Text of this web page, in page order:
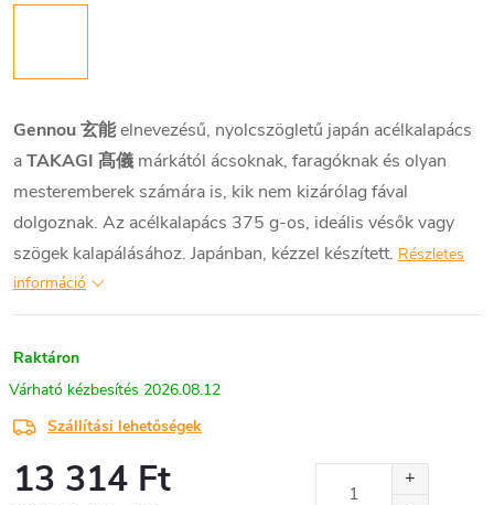
Gennou 玄能elnevezésű, nyolcszögletű japán acélkalapács
aTAKAGI 髙儀 márkától ácsoknak, faragóknak és olyan
mesteremberek számára is, kik nem kizárólag fával
dolgoznak. Az acélkalapács 375 g-os, ideális vésők vagy
szögek kalapálásához. Japánban, kézzel készített. Részletes
információ
Raktáron
2026.08.12
Szállítási lehetőségek
13 314 Ft